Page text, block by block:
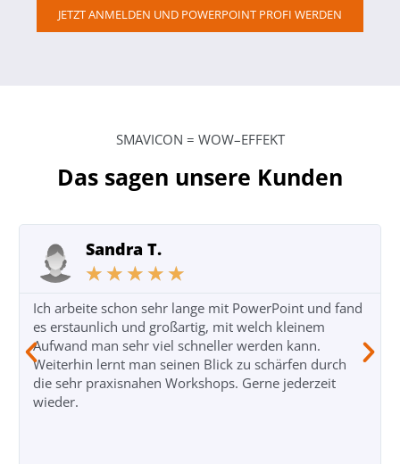
JETZT ANMELDEN UND POWERPOINT PROFI WERDEN
SMAVICON = WOW–EFFEKT
Das sagen unsere Kunden
Sandra T.
★ ★ ★ ★ ★
Ich arbeite schon sehr lange mit PowerPoint und fand
es erstaunlich und großartig, mit welch kleinem
Aufwand man sehr viel schneller werden kann.
Weiterhin lernt man seinen Blick zu schärfen durch
die sehr praxisnahen Workshops. Gerne jederzeit
wieder.